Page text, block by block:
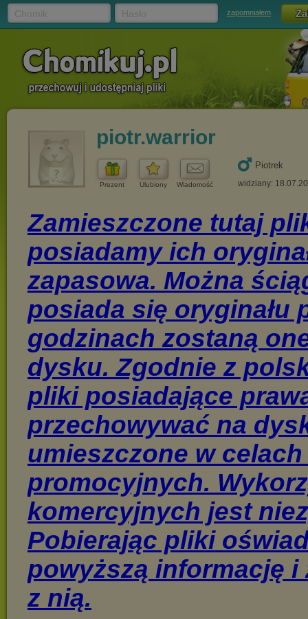
zapomniałem
piotr.warrior
Prezent Ulubiony Wiadomość
Piotrek
widziany: